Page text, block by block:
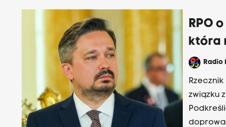
RPO
która
Radio
związku